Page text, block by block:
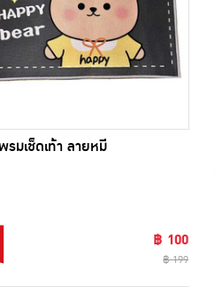
รมเช็ดเท้า ลายหมี
฿ 100
฿ 199